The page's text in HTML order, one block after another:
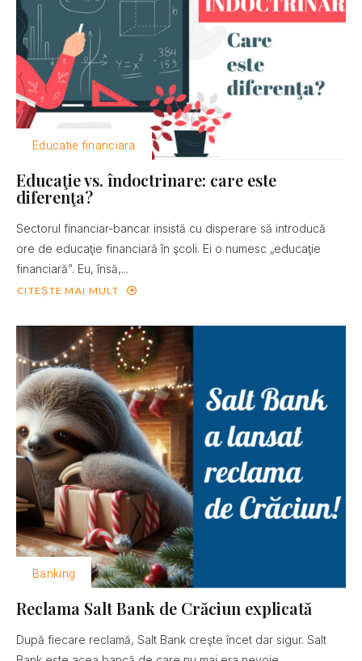
Educatie financiara
Educaţie vs. îndoctrinare: care este
diferenţa?
Sectorul financiar-bancar insistă cu disperare să introducă
ore de educaţie financiară în şcoli. Ei o numesc „educaţie
financiară”. Eu, însă,...
CITEȘTE MAI MULT
Banking
Reclama Salt Bank de Crăciun explicată
După fiecare reclamă, Salt Bank creşte încet dar sigur. Salt